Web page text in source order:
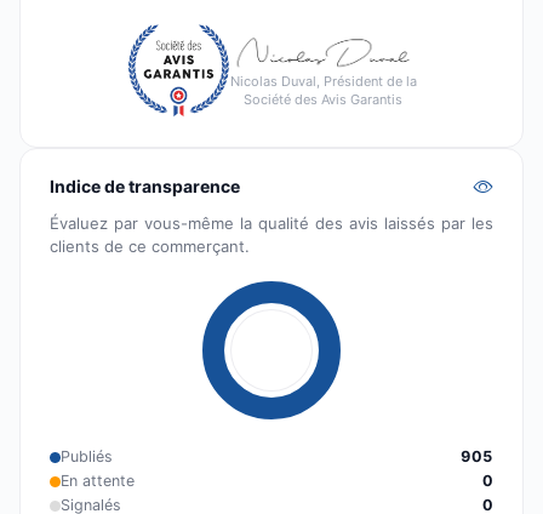
Nicolas Duval, Président de la
Société des Avis Garantis
Indice de transparence
Évaluez par vous-même la qualité des avis laissés par les
clients de ce commerçant.
Publiés
905
En attente
0
Signalés
0